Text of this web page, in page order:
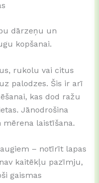
dārzeņu un
kopšanai.
rukolu vai citus
palodzes. Šis ir arī
kas dod ražu
Jānodrošina
laistīšana.
– notīrīt lapas
kaitēkļu pazīmju,
gaismas